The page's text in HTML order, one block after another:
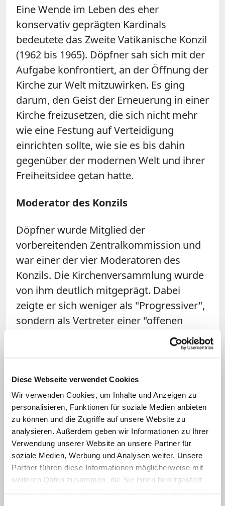
Diese Webseite verwendet Cookies
Wir verwenden Cookies, um Inhalte und Anzeigen zu
personalisieren, Funktionen für soziale Medien anbieten
zu können und die Zugriffe auf unsere Website zu
analysieren. Außerdem geben wir Informationen zu Ihrer
Verwendung unserer Website an unsere Partner für
soziale Medien, Werbung und Analysen weiter. Unsere
Partner führen diese Informationen möglicherweise mit
weiteren Daten zusammen, die Sie ihnen bereitgestellt
Eine Wende im Leben des eher
konservativ geprägten Kardinals
bedeutete das Zweite Vatikanische Konzil
(1962 bis 1965). Döpfner sah sich mit der
Aufgabe konfrontiert, an der Öffnung der
Kirche zur Welt mitzuwirken. Es ging
darum, den Geist der Erneuerung in einer
Kirche freizusetzen, die sich nicht mehr
wie eine Festung auf Verteidigung
einrichten sollte, wie sie es bis dahin
gegenüber der modernen Welt und ihrer
Freiheitsidee getan hatte.
Moderator des Konzils
Döpfner wurde Mitglied der
vorbereitenden Zentralkommission und
war einer der vier Moderatoren des
Konzils. Die Kirchenversammlung wurde
von ihm deutlich mitgeprägt. Dabei
zeigte er sich weniger als "Progressiver",
sondern als Vertreter einer "offenen
Mitte", bei dem Extreme keine Chance
Die Last des Konzils spürte der Kardinal
jedoch erst nach dessen Beendigung auf
seinen Schultern. Döpfner wirkte in der
Päpstlichen Kommission für Ehefragen
mit. Seine Enttäuschung war groß, als
Papst Paul VI., der das Konzil zu Ende
geführt hatte, das Mehrheitsgutachten
seiner Berater verwarf. Die Folge war